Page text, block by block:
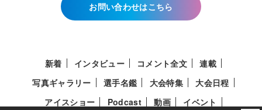
お問い合わせはこちら
新着 インタビュー コメント全文
連載
写真ギャラリー
選手名鑑 大会特集
大会日程
アイスショー
Podcast 動画
イベント